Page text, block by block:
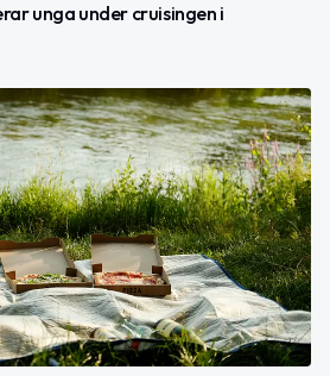
unga under cruisingen i